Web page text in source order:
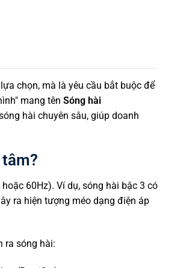
chọn, mà là yêu cầu bắt buộc để
mang tên Sóng hài
hài chuyên sâu, giúp doanh
60Hz). Ví dụ, sóng hài bậc 3 có
ra hiện tượng méo dạng điện áp
ra sóng hài: